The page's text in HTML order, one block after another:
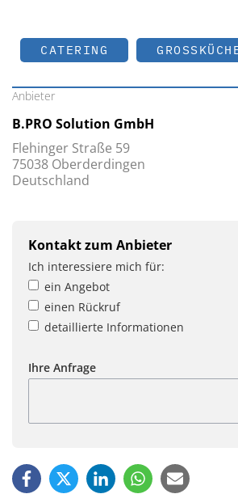
CATERING GROSSKÜCHE
Anbieter
B.PRO Solution GmbH
Flehinger Straße 59
75038 Oberderdingen
Deutschland
Kontakt zum Anbieter
Ich interessiere mich für:
ein Angebot
einen Rückruf
detaillierte Informationen
Ihre Anfrage